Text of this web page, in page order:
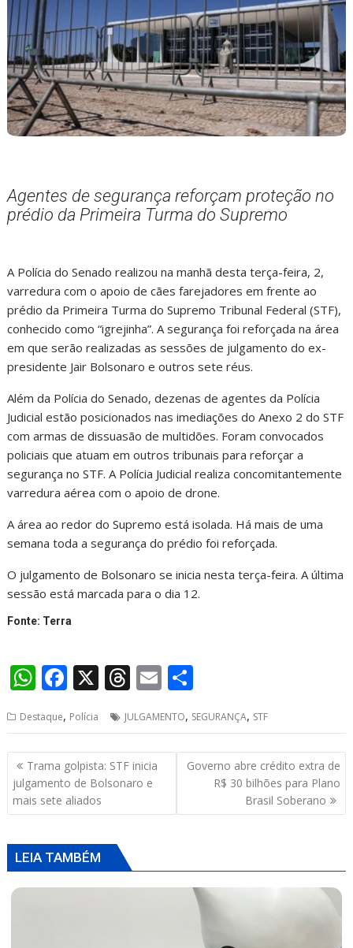
Agentes de segurança reforçam proteção no
prédio da Primeira Turma do Supremo
A Polícia do Senado realizou na manhã desta terça-feira, 2,
varredura com o apoio de cães farejadores em frente ao
prédio da Primeira Turma do Supremo Tribunal Federal (STF),
conhecido como “igrejinha”. A segurança foi reforçada na área
em que serão realizadas as sessões de julgamento do ex-
presidente Jair Bolsonaro e outros sete réus.
Além da Polícia do Senado, dezenas de agentes da Polícia
Judicial estão posicionados nas imediações do Anexo 2 do STF
com armas de dissuasão de multidões. Foram convocados
policiais que atuam em outros tribunais para reforçar a
segurança no STF. A Polícia Judicial realiza concomitantemente
varredura aérea com o apoio de drone.
A área ao redor do Supremo está isolada. Há mais de uma
semana toda a segurança do prédio foi reforçada.
O julgamento de Bolsonaro se inicia nesta terça-feira. A última
sessão está marcada para o dia 12.
Fonte: Terra
W
at
s
A
p
F
e
b
o
o
X T
re
a
d
E
ai
l
ar
e
Destaque, Polícia JULGAMENTO, SEGURANÇA, STF
Navegação
de
Post
Trama golpista: STF inicia
julgamento de Bolsonaro e
mais sete aliados
Governo abre crédito extra de
R$ 30 bilhões para Plano
Brasil Soberano
LEIA TAMBÉM